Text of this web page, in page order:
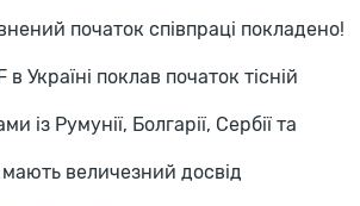
початок співпраці покладено!
Україні поклав початок тісній
із Румунії, Болгарії, Сербії та
величезний досвід